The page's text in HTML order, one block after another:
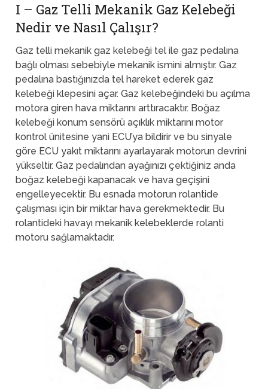
I – Gaz Telli Mekanik Gaz Kelebeği
Nedir ve Nasıl Çalışır?
Gaz telli mekanik gaz kelebeği tel ile gaz pedalına
bağlı olması sebebiyle mekanik ismini almıştır. Gaz
pedalına bastığınızda tel hareket ederek gaz
kelebeği klepesini açar. Gaz kelebeğindeki bu açılma
motora giren hava miktarını arttıracaktır. Boğaz
kelebeği konum sensörü açıklık miktarını motor
kontrol ünitesine yani ECU’ya bildirir ve bu sinyale
göre ECU yakıt miktarını ayarlayarak motorun devrini
yükseltir. Gaz pedalından ayağınızı çektiğiniz anda
boğaz kelebeği kapanacak ve hava geçişini
engelleyecektir. Bu esnada motorun rolantide
çalışması için bir miktar hava gerekmektedir. Bu
rolantideki havayı mekanik kelebeklerde rolanti
motoru sağlamaktadır.